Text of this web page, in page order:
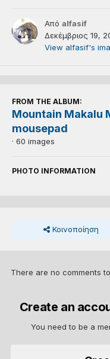
Από alfasif
Δεκέμβριος 19,
View alfasif's
FROM THE ALBUM:
Mountain Makalu
mousepad
· 60 images
PHOTO INFORMATION
Κοινοποίηση
There are no comments
Create an
You need to be a